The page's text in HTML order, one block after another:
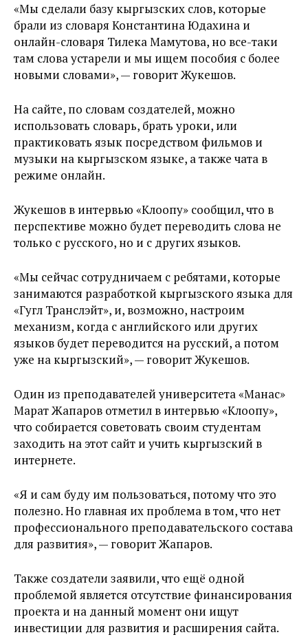
«Мы сделали базу кыргызских слов, которые
брали из словаря Константина Юдахина и
онлайн-словаря Тилека Мамутова, но все-таки
там слова устарели и мы ищем пособия с более
новыми словами», — говорит Жукешов.
На сайте, по словам создателей, можно
использовать словарь, брать уроки, или
практиковать язык посредством фильмов и
музыки на кыргызском языке, а также чата в
режиме онлайн.
Жукешов в интервью «Клоопу» сообщил, что в
перспективе можно будет переводить слова не
только с русского, но и с других языков.
«Мы сейчас сотрудничаем с ребятами, которые
занимаются разработкой кыргызского языка для
«Гугл Транслэйт», и, возможно, настроим
механизм, когда с английского или других
языков будет переводится на русский, а потом
уже на кыргызский», — говорит Жукешов.
Один из преподавателей университета «Манас»
Марат Жапаров отметил в интервью «Клоопу»,
что собирается советовать своим студентам
заходить на этот сайт и учить кыргызский в
интернете.
«Я и сам буду им пользоваться, потому что это
полезно. Но главная их проблема в том, что нет
профессионального преподавательского состава
для развития», — говорит Жапаров.
Также создатели заявили, что ещё одной
проблемой является отсутствие финансирования
проекта и на данный момент они ищут
инвестиции для развития и расширения сайта.